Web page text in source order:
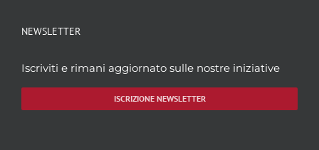
NEWSLETTER
Iscriviti e rimani aggiornato sulle nostre iniziative
ISCRIZIONE NEWSLETTER